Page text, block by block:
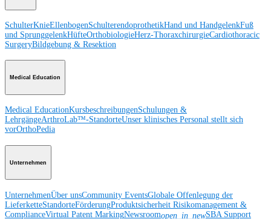
SchulterKnieEllenbogenSchulterendoprothetikHand und HandgelenkFuß
und SprunggelenkHüfteOrthobiologieHerz-ThoraxchirurgieCardiothoracic
SurgeryBildgebung & Resektion
Medical Education
Medical EducationKursbeschreibungenSchulungen &
LehrgängeArthroLab™-StandorteUnser klinisches Personal stellt sich
vorOrthoPedia
Unternehmen
UnternehmenÜber unsCommunity EventsGlobale Offenlegung der
LieferketteStandorteFörderungProduktsicherheit Risikomanagement &
ComplianceVirtual Patent MarkingNewsroomopen_in_newSBA Support